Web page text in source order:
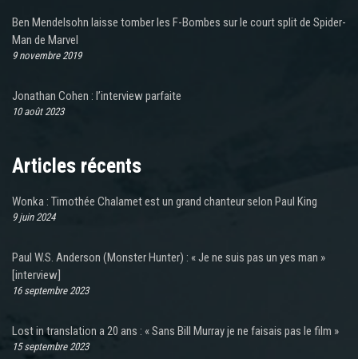
Ben Mendelsohn laisse tomber les F-Bombes sur le court split de Spider-
Man de Marvel
9 novembre 2019
Jonathan Cohen : l’interview parfaite
10 août 2023
Articles récents
Wonka : Timothée Chalamet est un grand chanteur selon Paul King
9 juin 2024
Paul W.S. Anderson (Monster Hunter) : « Je ne suis pas un yes man »
[interview]
16 septembre 2023
Lost in translation a 20 ans : « Sans Bill Murray je ne faisais pas le film »
15 septembre 2023